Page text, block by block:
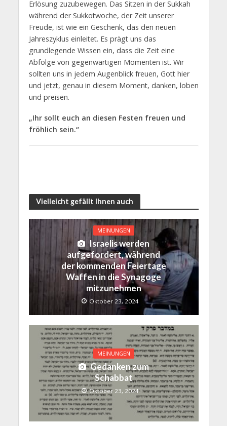
Erlösung zuzubewegen. Das Sitzen in der Sukkah
während der Sukkotwoche, der Zeit unserer
Freude, ist wie ein Geschenk, das den neuen
Jahreszyklus einleitet. Es prägt uns das
grundlegende Wissen ein, dass die Zeit eine
Abfolge von gegenwärtigen Momenten ist. Wir
sollten uns in jedem Augenblick freuen, Gott hier
und jetzt, genau in diesem Moment, danken, loben
und preisen.
„Ihr sollt euch an diesen Festen freuen und
fröhlich sein.“
Vielleicht gefällt Ihnen auch
MEINUNGEN
Israelis werden
aufgefordert, während
der kommenden Feiertage
Waffen in die Synagoge
mitzunehmen
Oktober 23, 2024
MEINUNGEN
Gedanken zum
Schabbat
Oktober 23, 2024